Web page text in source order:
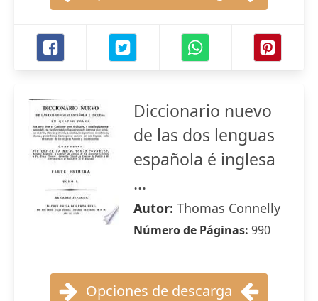
Diccionario nuevo
de las dos lenguas
española é inglesa
...
Autor: Thomas Connelly
Número de Páginas: 990
Opciones de descarga